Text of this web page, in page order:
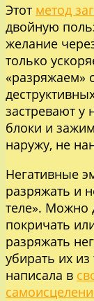
Этот метод
двойную
желание
только
«разряжаем»
застревают у
блоки и
наружу, не
Негативные
разряжать и
теле». Можно
покричать
разряжать
убирать их
написала в